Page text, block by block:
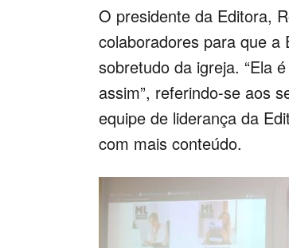
O presidente da Editora,
colaboradores para que a
sobretudo da igreja. “Ela
assim”, referindo-se aos
equipe de liderança da
com mais conteúdo.